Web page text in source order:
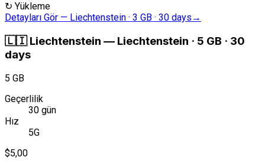
↻ Yükleme
Detayları Gör — Liechtenstein · 3 GB · 30 days →
🇱🇮 Liechtenstein — Liechtenstein · 5 GB · 30
days
5 GB
Geçerlilik
30 gün
Hız
5G
$5,00